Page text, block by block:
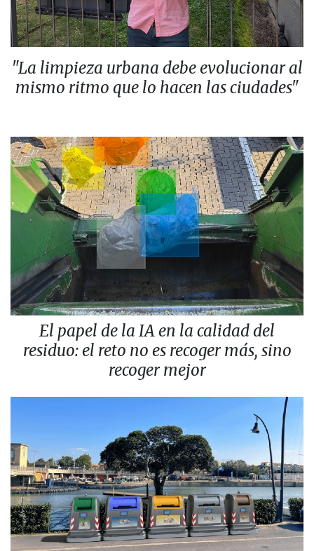
"La limpieza urbana debe evolucionar al
mismo ritmo que lo hacen las ciudades"
El papel de la IA en la calidad del
residuo: el reto no es recoger más, sino
recoger mejor